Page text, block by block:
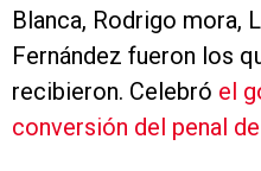
Blanca, Rodrigo mora,
Fernández fueron los
recibieron. Celebró el
conversión del penal